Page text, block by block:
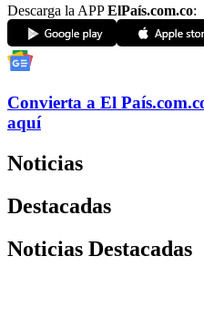
Descarga la APPElPaís.com.co:
Convierta a El País
aquí
Noticias
Destacadas
Noticias Destacadas